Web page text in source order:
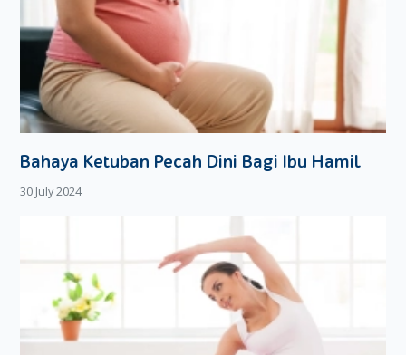
Bahaya Ketuban Pecah Dini Bagi Ibu Hamil
30 July 2024